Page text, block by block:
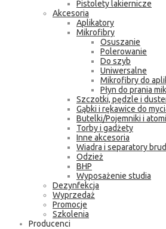
Pistolety lakiernicze
Akcesoria
Aplikatory
Mikrofibry
Osuszanie
Polerowanie
Do szyb
Uniwersalne
Mikrofibry do
Płyn do prania
Szczotki, pędzle i
Gąbki i rękawice do
Butelki/Pojemniki i
Torby i gadżety
Inne akcesoria
Wiadra i separatory
Odzież
BHP
Wyposażenie studia
Dezynfekcja
Wyprzedaż
Promocje
Szkolenia
Producenci